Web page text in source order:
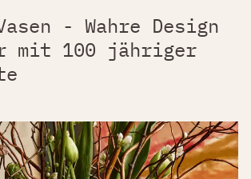
- Wahre Design
mit 100 jähriger